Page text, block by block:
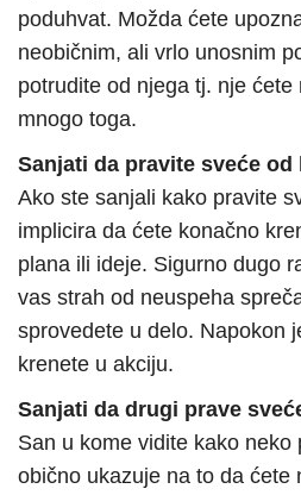
poduhvat. Možda ćete
neobičnim, ali vrlo unosnim
potrudite od njega tj. nje ćete
mnogo toga.
Sanjati da pravite sveće od
Ako ste sanjali kako pravite
implicira da ćete konačno
plana ili ideje. Sigurno dugo
vas strah od neuspeha
sprovedete u delo. Napokon
krenete u akciju.
Sanjati da drugi prave
San u kome vidite kako neko
obično ukazuje na to da ćete